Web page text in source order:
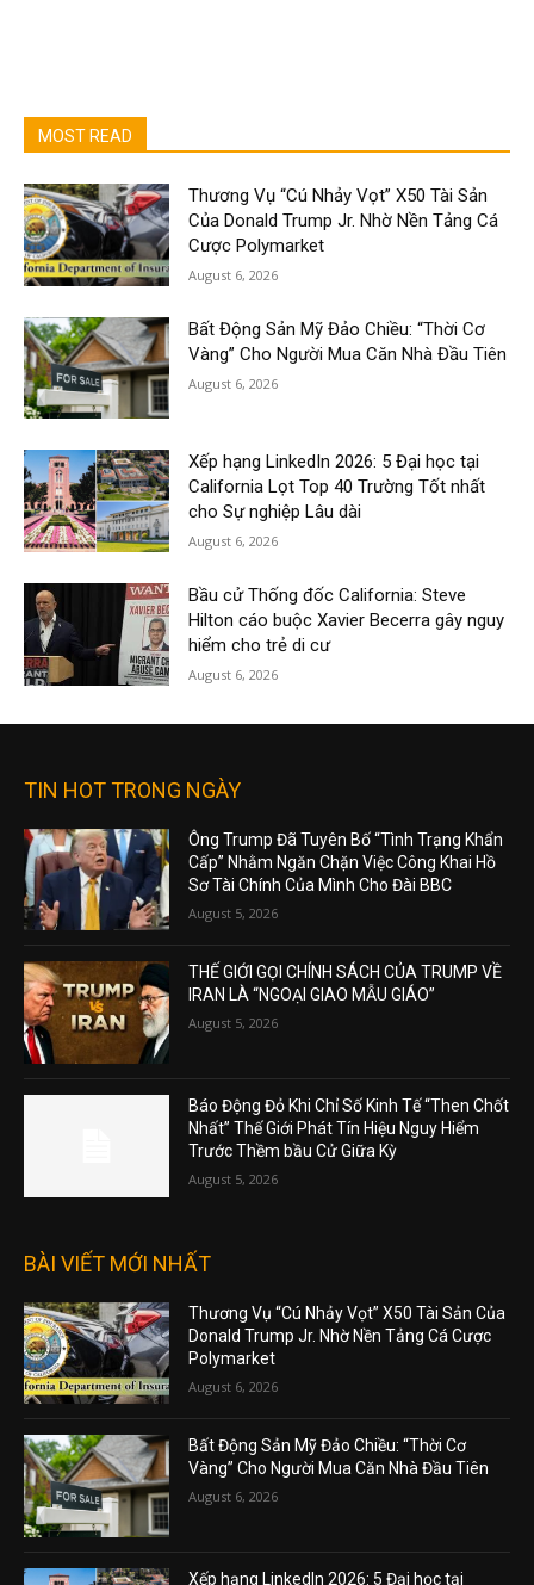
MOST READ
Thương Vụ “Cú Nhảy Vọt” X50 Tài Sản
Của Donald Trump Jr. Nhờ Nền Tảng Cá
Cược Polymarket
August 6, 2026
Bất Động Sản Mỹ Đảo Chiều: “Thời Cơ
Vàng” Cho Người Mua Căn Nhà Đầu Tiên
August 6, 2026
Xếp hạng LinkedIn 2026: 5 Đại học tại
California Lọt Top 40 Trường Tốt nhất
cho Sự nghiệp Lâu dài
August 6, 2026
Bầu cử Thống đốc California: Steve
Hilton cáo buộc Xavier Becerra gây nguy
hiểm cho trẻ di cư
August 6, 2026
TIN HOT TRONG NGÀY
Ông Trump Đã Tuyên Bố “Tình Trạng Khẩn
Cấp” Nhằm Ngăn Chặn Việc Công Khai Hồ
Sơ Tài Chính Của Mình Cho Đài BBC
August 5, 2026
THẾ GIỚI GỌI CHÍNH SÁCH CỦA TRUMP VỀ
IRAN LÀ “NGOẠI GIAO MẪU GIÁO”
August 5, 2026
Báo Động Đỏ Khi Chỉ Số Kinh Tế “Then Chốt
Nhất” Thế Giới Phát Tín Hiệu Nguy Hiểm
Trước Thềm bầu Cử Giữa Kỳ
August 5, 2026
BÀI VIẾT MỚI NHẤT
Thương Vụ “Cú Nhảy Vọt” X50 Tài Sản Của
Donald Trump Jr. Nhờ Nền Tảng Cá Cược
Polymarket
August 6, 2026
Bất Động Sản Mỹ Đảo Chiều: “Thời Cơ
Vàng” Cho Người Mua Căn Nhà Đầu Tiên
August 6, 2026
Xếp hạng LinkedIn 2026: 5 Đại học tại